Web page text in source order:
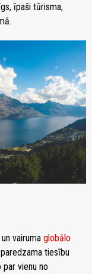
īpaši tūrisma,
vairuma globālo
tiesību
vienu no